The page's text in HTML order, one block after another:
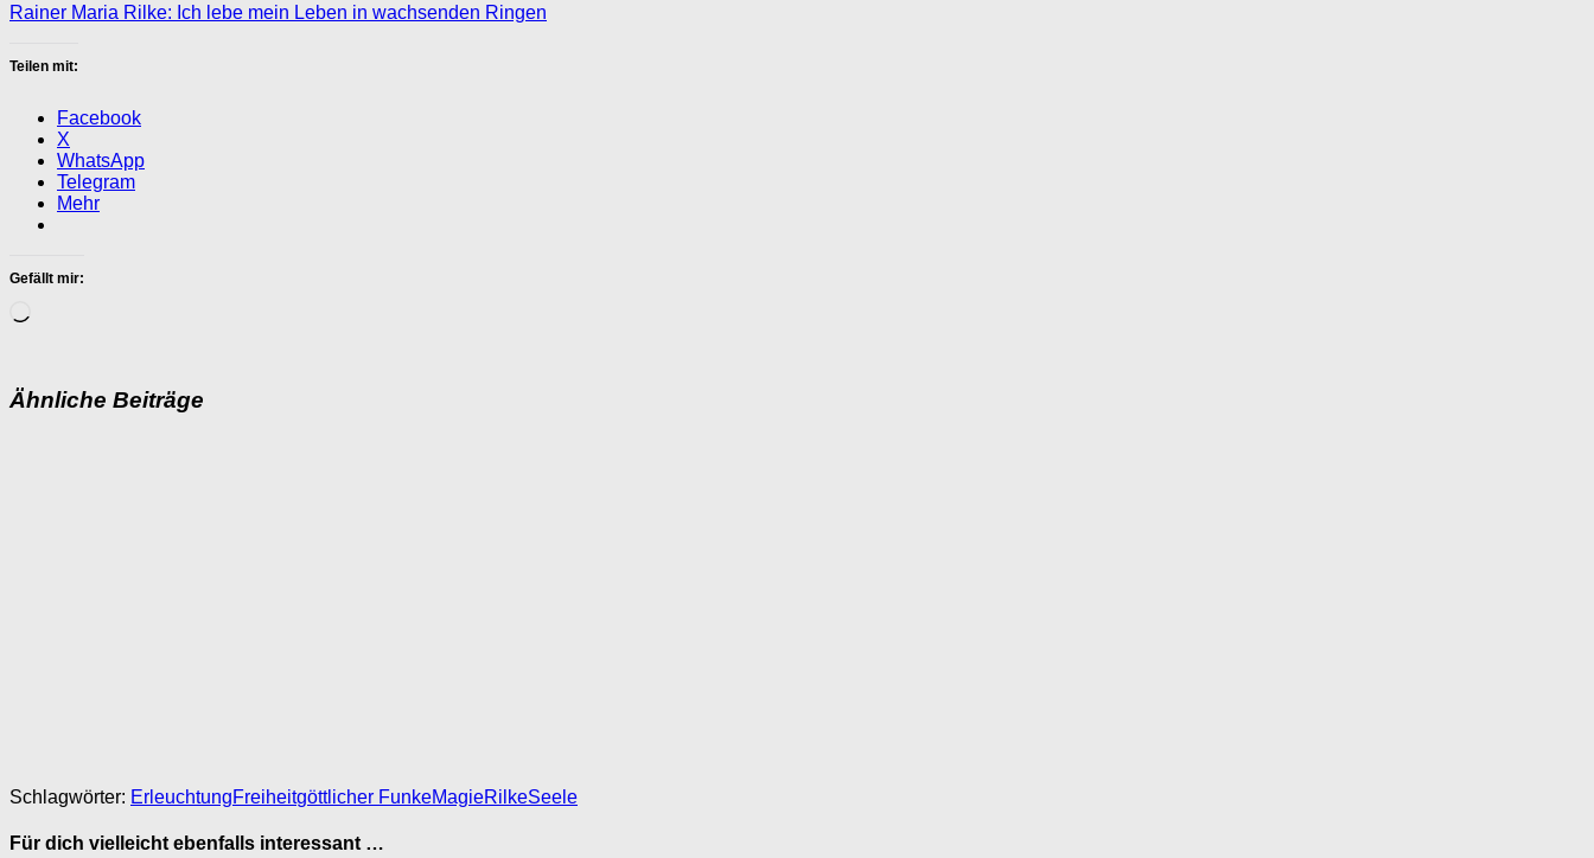
Rainer Maria Rilke: Ich lebe mein Leben in wachsenden Ringen
Teilen mit:
Facebook
X
WhatsApp
Telegram
Mehr
Gefällt mir:
Ähnliche Beiträge
Schlagwörter: ErleuchtungFreiheitgöttlicher FunkeMagieRilkeSeele
Für dich vielleicht ebenfalls interessant …